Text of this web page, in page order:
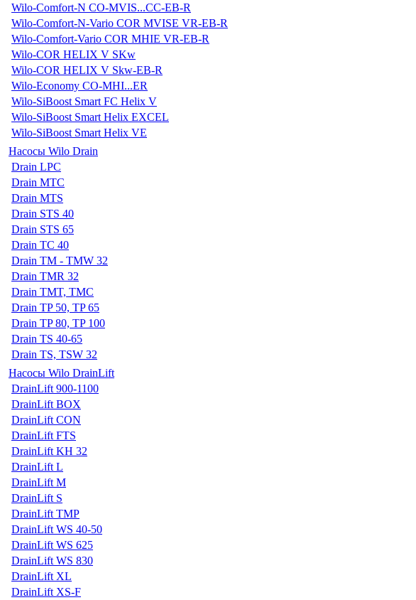
Wilo-Comfort-N CO-MVIS...CC-EB-R
Wilo-Comfort-N-Vario COR MVISE VR-EB-R
Wilo-Comfort-Vario COR MHIE VR-EB-R
Wilo-COR HELIX V SKw
Wilo-COR HELIX V Skw-EB-R
Wilo-Economy CO-MHI...ER
Wilo-SiBoost Smart FC Helix V
Wilo-SiBoost Smart Helix EXCEL
Wilo-SiBoost Smart Helix VE
Насосы Wilo Drain
Drain LPC
Drain MTC
Drain MTS
Drain STS 40
Drain STS 65
Drain TC 40
Drain TM - TMW 32
Drain TMR 32
Drain TMT, TMC
Drain TP 50, TP 65
Drain TP 80, TP 100
Drain TS 40-65
Drain TS, TSW 32
Насосы Wilo DrainLift
DrainLift 900-1100
DrainLift BOX
DrainLift CON
DrainLift FTS
DrainLift KH 32
DrainLift L
DrainLift M
DrainLift S
DrainLift TMP
DrainLift WS 40-50
DrainLift WS 625
DrainLift WS 830
DrainLift XL
DrainLift XS-F